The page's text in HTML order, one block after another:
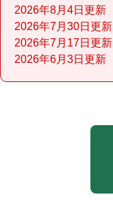
2026年8月4日更新
2026年7月30日更新
2026年7月17日更新
2026年6月3日更新